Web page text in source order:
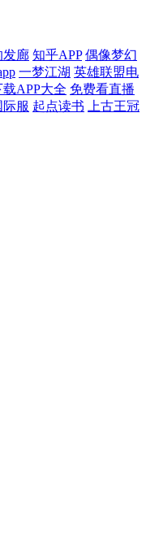
发廊 知乎APP 偶像梦幻
一梦江湖 英雄联盟电
APP大全 免费看直播
服 起点读书
上古王冠